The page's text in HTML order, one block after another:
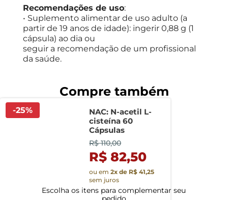
Recomendações de uso:
• Suplemento alimentar de uso adulto (a
partir de 19 anos de idade): ingerir 0,88 g (1
cápsula) ao dia ou
seguir a recomendação de um profissional
da saúde.
-25%
NAC: N-acetil L-
cisteína 60
Cápsulas
R$ 110,00
R$ 82,50
ou em 2x de R$ 41,25
sem juros